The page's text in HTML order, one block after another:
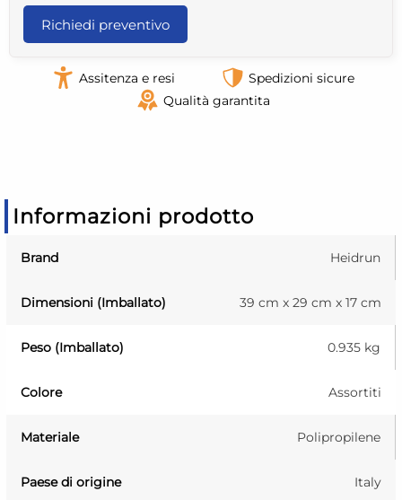
Richiedi preventivo
Assitenza e resi
Spedizioni sicure
Qualità garantita
Informazioni prodotto
Brand Heidrun
Dimensioni (Imballato) 39 cm x 29 cm x 17 cm
Peso (Imballato) 0.935 kg
Colore Assortiti
Materiale Polipropilene
Paese di origine Italy